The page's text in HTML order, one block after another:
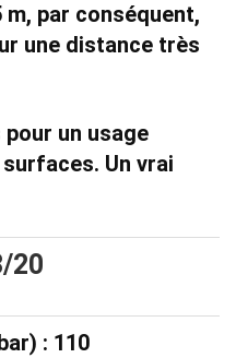
m, par conséquent,
une distance très
un usage
Un vrai
20
: 110